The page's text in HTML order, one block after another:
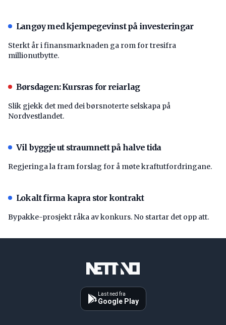
Langøy med kjempegevinst på investeringar
Sterkt år i finansmarknaden ga rom for tresifra
millionutbytte.
Børsdagen: Kursras for reiarlag
Slik gjekk det med dei børsnoterte selskapa på
Nordvestlandet.
Vil byggje ut straumnett på halve tida
Regjeringa la fram forslag for å møte kraftutfordringane.
Lokalt firma kapra stor kontrakt
Bypakke-prosjekt råka av konkurs. No startar det opp att.
Last ned fra
Google Play